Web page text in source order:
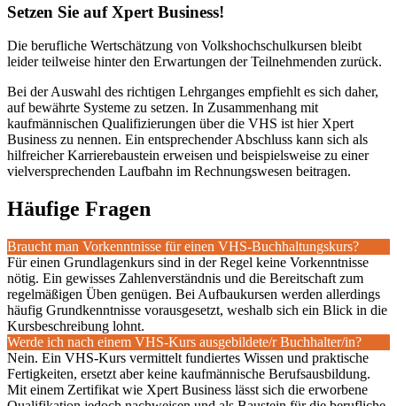
Setzen Sie auf Xpert Business!
Die berufliche Wertschätzung von Volkshochschulkursen bleibt
leider teilweise hinter den Erwartungen der Teilnehmenden zurück.
Bei der Auswahl des richtigen Lehrganges empfiehlt es sich daher,
auf bewährte Systeme zu setzen. In Zusammenhang mit
kaufmännischen Qualifizierungen über die VHS ist hier Xpert
Business zu nennen. Ein entsprechender Abschluss kann sich als
hilfreicher Karrierebaustein erweisen und beispielsweise zu einer
vielversprechenden Laufbahn im Rechnungswesen beitragen.
Häufige Fragen
Braucht man Vorkenntnisse für einen VHS-Buchhaltungskurs?
Für einen Grundlagenkurs sind in der Regel keine Vorkenntnisse
nötig. Ein gewisses Zahlenverständnis und die Bereitschaft zum
regelmäßigen Üben genügen. Bei Aufbaukursen werden allerdings
häufig Grundkenntnisse vorausgesetzt, weshalb sich ein Blick in die
Kursbeschreibung lohnt.
Werde ich nach einem VHS-Kurs ausgebildete/r Buchhalter/in?
Nein. Ein VHS-Kurs vermittelt fundiertes Wissen und praktische
Fertigkeiten, ersetzt aber keine kaufmännische Berufsausbildung.
Mit einem Zertifikat wie Xpert Business lässt sich die erworbene